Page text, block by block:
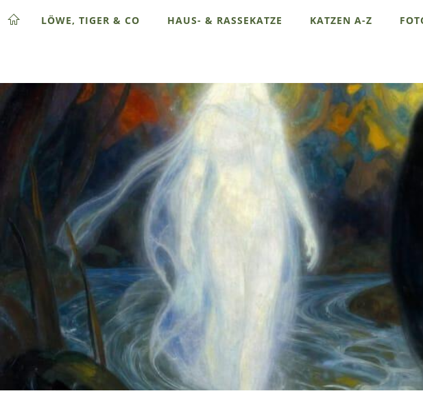
LÖWE, TIGER & CO HAUS- & RASSEKATZE KATZEN A-Z